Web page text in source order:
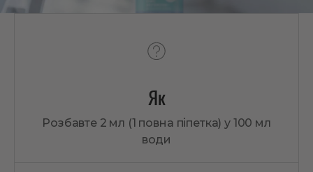
Як
Розбавте 2 мл (1 повна піпетка) у 100 мл
води